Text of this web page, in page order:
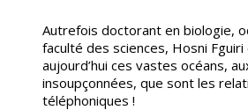
Autrefois doctorant en biologie,
faculté des sciences, Hosni
aujourd’hui ces vastes océans,
insoupçonnées, que sont les
téléphoniques !